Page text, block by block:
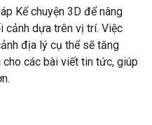
Kể chuyện 3D để nâng
cảnh dựa trên vị trí. Việc
địa lý cụ thể sẽ tăng
các bài viết tin tức, giúp